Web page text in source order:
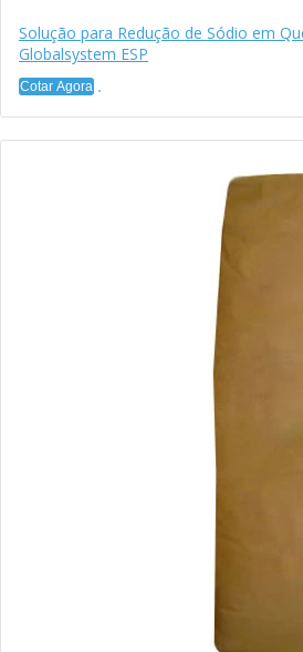
Solução para Redução de Sódio em
Globalsystem ESP
Cotar Agora